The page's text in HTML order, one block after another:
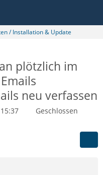
/ Installation & Update
plötzlich im
neu verfassen
Geschlossen